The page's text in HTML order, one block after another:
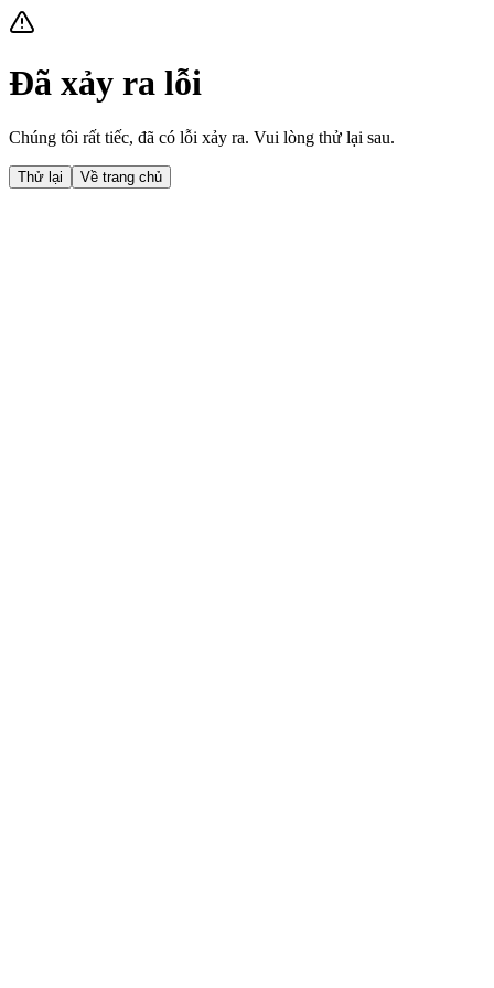
Đã xảy ra lỗi
Chúng tôi rất tiếc, đã có lỗi xảy ra. Vui lòng thử lại sau.
Thử lại Về trang chủ